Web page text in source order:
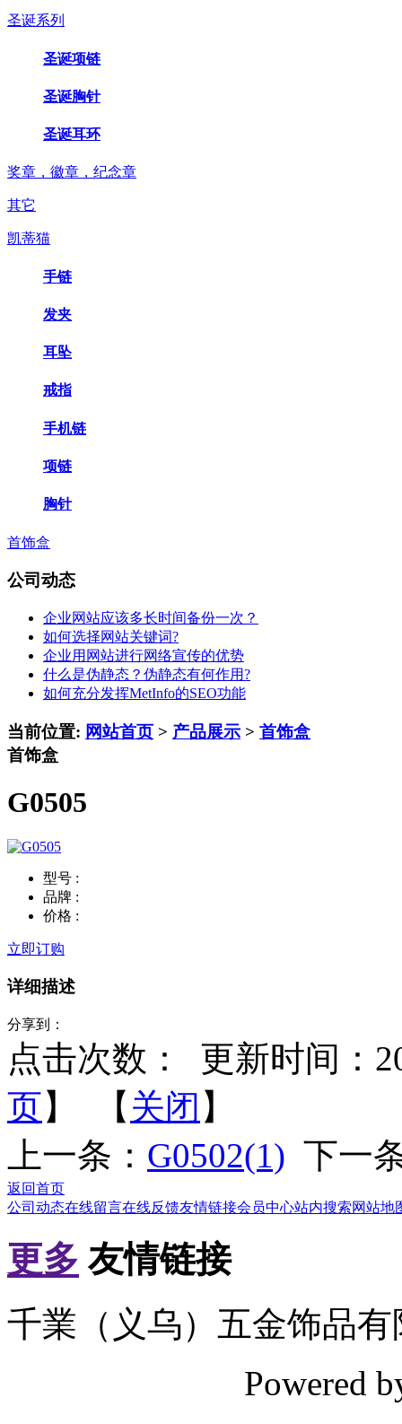
圣诞系列
圣诞项链
圣诞胸针
圣诞耳环
奖章，徽章，纪念章
其它
凯蒂猫
手链
发夹
耳坠
戒指
手机链
项链
胸针
首饰盒
公司动态
企业网站应该多长时间备份一次？
如何选择网站关键词?
企业用网站进行网络宣传的优势
什么是伪静态？伪静态有何作用?
如何充分发挥MetInfo的SEO功能
当前位置: 网站首页 > 产品展示 > 首饰盒
首饰盒
G0505
型号 :
品牌 :
价格 :
立即订购
详细描述
分享到：
点击次数：
更新时间：
页】 【 关闭 】
上一条： G0502(1) 下一
返回首页
公司动态在线留言在线反馈友情链接会员中心站内搜索网站地
更多 友情链接
千業（义乌）五金饰品
Powered